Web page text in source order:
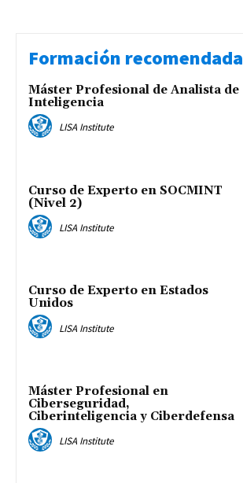
Formación recomendada
Máster Profesional de Analista de
Inteligencia
LISA Institute
Curso de Experto en SOCMINT
(Nivel 2)
LISA Institute
Curso de Experto en Estados
Unidos
LISA Institute
Máster Profesional en
Ciberseguridad,
Ciberinteligencia y Ciberdefensa
LISA Institute